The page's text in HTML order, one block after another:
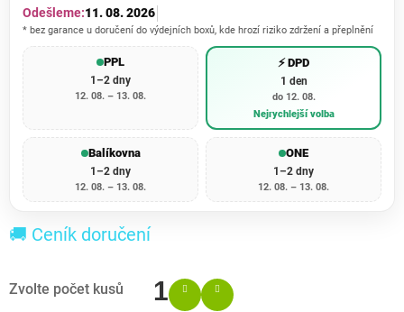
Odešleme:11. 08. 2026
* bez garance u doručení do výdejních boxů, kde hrozí riziko zdržení a přeplnění
PPL
1–2 dny
12. 08. – 13. 08.
⚡ DPD
1 den
do 12. 08.
Nejrychlejší volba
Balíkovna
1–2 dny
12. 08. – 13. 08.
ONE
1–2 dny
12. 08. – 13. 08.
🚚 Ceník doručení